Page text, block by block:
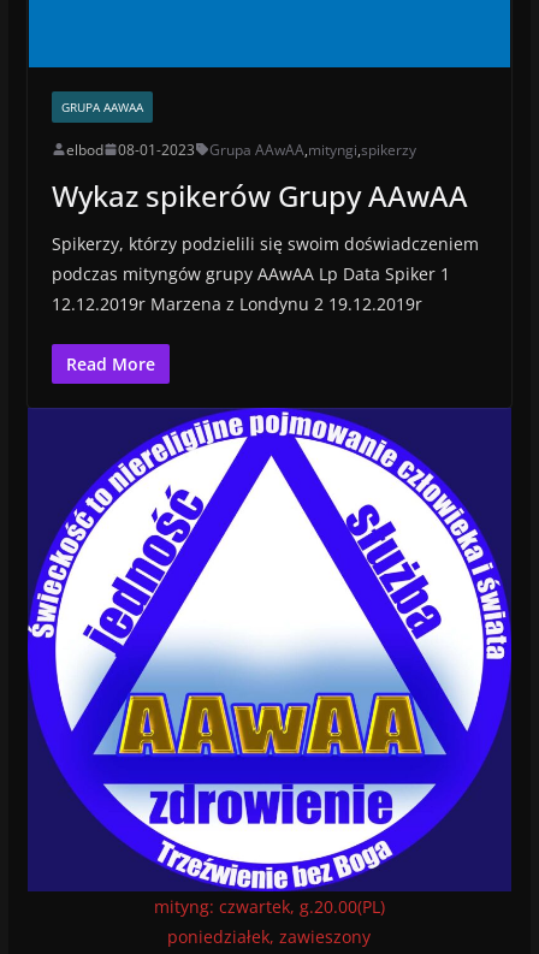
GRUPA AAWAA
elbod 08-01-2023 Grupa AAwAA,mityngi,spikerzy
Wykaz spikerów Grupy AAwAA
Spikerzy, którzy podzielili się swoim doświadczeniem
podczas mityngów grupy AAwAA Lp Data Spiker 1
12.12.2019r Marzena z Londynu 2 19.12.2019r
Read More
mityng: czwartek, g.20.00(PL)
poniedziałek, zawieszony